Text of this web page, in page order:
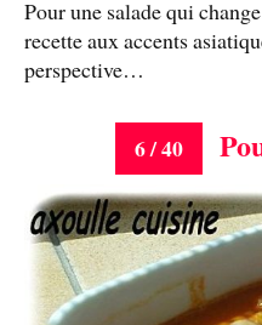
Pour une salade qui
recette aux accents
perspective…
6 / 40